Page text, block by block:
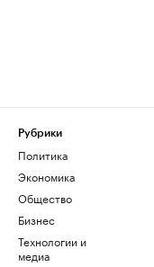
Рубрики
Политика
Экономика
Общество
Бизнес
Технологии и
медиа